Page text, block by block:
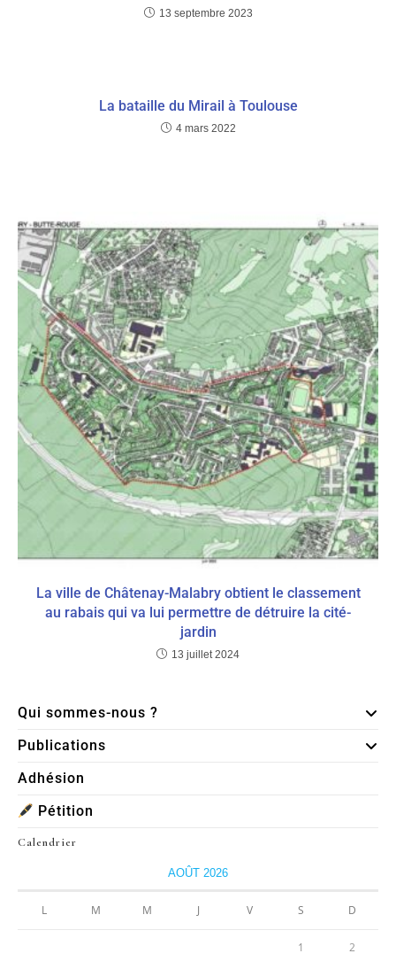
13 septembre 2023
La bataille du Mirail à Toulouse
4 mars 2022
La ville de Châtenay-Malabry obtient le classement
au rabais qui va lui permettre de détruire la cité-
jardin
13 juillet 2024
Qui sommes-nous ?
Publications
Adhésion
Pétition
Calendrier
AOÛT 2026
L M M J V S D
1 2